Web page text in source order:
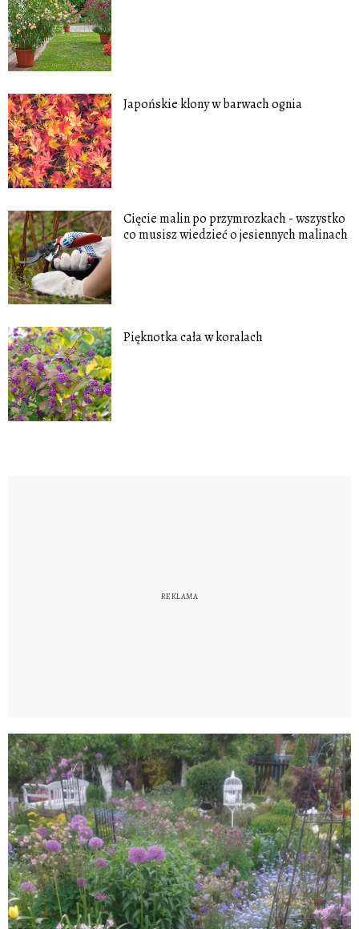
Japońskie klony w barwach ognia
Cięcie malin po przymrozkach - wszystko
co musisz wiedzieć o jesiennych malinach
Pięknotka cała w koralach